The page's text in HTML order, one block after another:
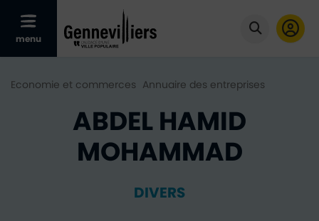
Afficher le menu mobile
menu Cliquer
Economie et commerces Annuaire des entreprises
ABDEL HAMID
MOHAMMAD
DIVERS